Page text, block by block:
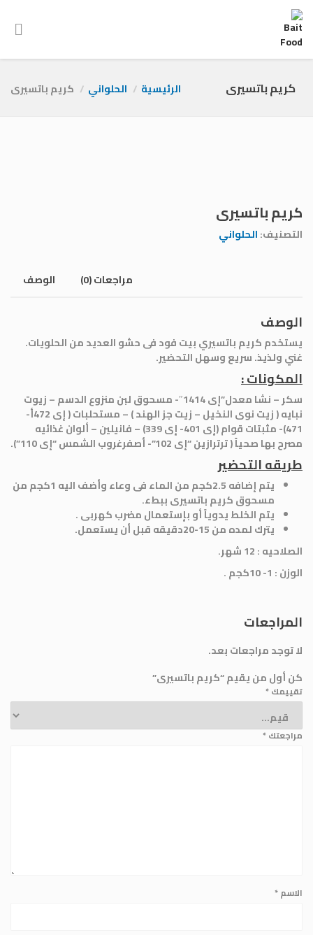
كريم باتسيرى الرئيسية الحلواني كريم باتسيرى
كريم باتسيرى
التصنيف:الحلواني
الوصف مراجعات (0)
الوصف
يستخدم كريم باتسيري بيت فود فى حشو العديد من الحلويات.
غني ولذيذ. سريع وسهل التحضير.
المكونات :
سكر – نشا معدل”إى 1414″- مسحوق لبن منزوع الدسم – زيوت
نبايه ( زيت نوى النخيل – زيت جز الهند ) – مستحلبات ( إى 472أ-
471)- مثبتات قوام (إى 401- إى 339) – فانيلين – ألوان غذائيه
مصرح بها صحياً ( ترترازين “إى 102”- أصفرغروب الشمس “إى 110”).
طريقه التحضير
يتم إضافه 2.5كجم من الماء فى وعاء وأضف اليه 1كجم من
مسحوق كريم باتسيرى ببطء.
يتم الخلط يدوياً أو بإستعمال مضرب كهربى .
يترك لمده من 15-20دقيقه قبل أن يستعمل.
الصلاحيه:12 شهر
.
الوزن: 1- 10كجم .
المراجعات
لا توجد مراجعات بعد.
كن أول من يقيم “كريم باتسيرى”
تقييمك*
مراجعتك*
الاسم*